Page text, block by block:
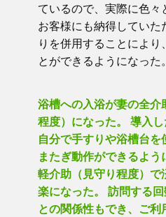
ているので、実際に色々
お客様にも納得してい
りを併用することによ
とができるようになった。
浴槽への入浴が妻の全介
程度）になった。 導入し
自分で手すりや浴槽台
またぎ動作ができるよ
軽介助（見守り程度）で
楽になった。 訪問する
との関係性もでき、ご